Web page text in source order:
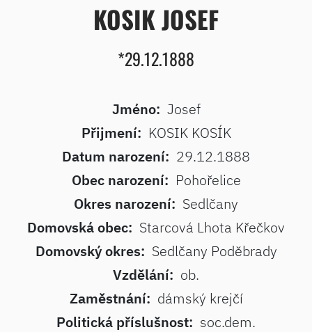
KOSIK JOSEF
*29.12.1888
Jméno: Josef
Přijmení: KOSIK KOSÍK
Datum narození: 29.12.1888
Obec narození: Pohořelice
Okres narození: Sedlčany
Domovská obec: Starcová Lhota Křečkov
Domovský okres: Sedlčany Poděbrady
Vzdělání: ob.
Zaměstnání: dámský krejčí
Politická příslušnost: soc.dem.